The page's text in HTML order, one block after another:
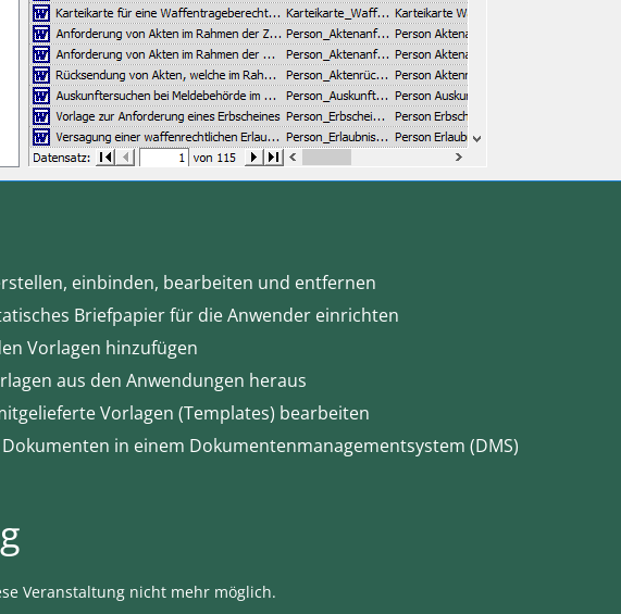
einbinden, bearbeiten und entfernen
Briefpapier für die Anwender einrichten
Vorlagen hinzufügen
aus den Anwendungen heraus
Vorlagen (Templates) bearbeiten
in einem Dokumentenmanagementsystem (DMS)
Veranstaltung nicht mehr möglich.